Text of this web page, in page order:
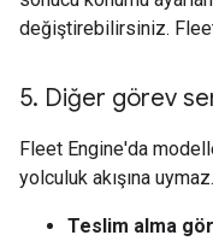
değiştirebilirsiniz.
5. Diğer görev
Fleet Engine'da
yolculuk akışına
Teslim alma